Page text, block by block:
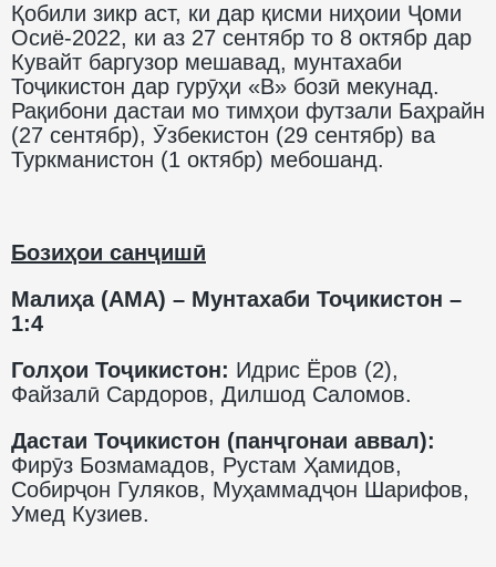
Қобили зикр аст, ки дар қисми ниҳоии Ҷоми
Осиё-2022, ки аз 27 сентябр то 8 октябр дар
Кувайт баргузор мешавад, мунтахаби
Тоҷикистон дар гурӯҳи «В» бозӣ мекунад.
Рақибони дастаи мо тимҳои футзали Баҳрайн
(27 сентябр), Ӯзбекистон (29 сентябр) ва
Туркманистон (1 октябр) мебошанд.
Бозиҳои санҷишӣ
Малиҳа (АМА) – Мунтахаби Тоҷикистон –
1:4
Голҳои Тоҷикистон: Идрис Ёров (2),
Файзалӣ Сардоров, Дилшод Саломов.
Дастаи Тоҷикистон (панҷгонаи аввал):
Фирӯз Бозмамадов, Рустам Ҳамидов,
Собирҷон Гуляков, Муҳаммадҷон Шарифов,
Умед Кузиев.